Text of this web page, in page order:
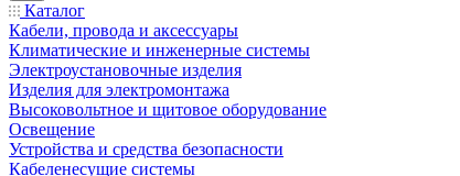
Каталог
Кабели, провода и аксессуары
Климатические и инженерные системы
Электроустановочные изделия
Изделия для электромонтажа
Высоковольтное и щитовое оборудование
Освещение
Устройства и средства безопасности
Кабеленесущие системы